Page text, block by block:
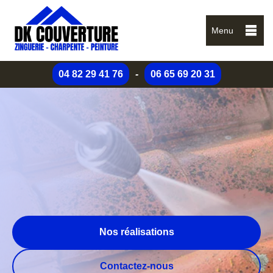
Menu
04 82 29 41 76 - 06 65 69 20 31
Nos réalisations
Contactez-nous